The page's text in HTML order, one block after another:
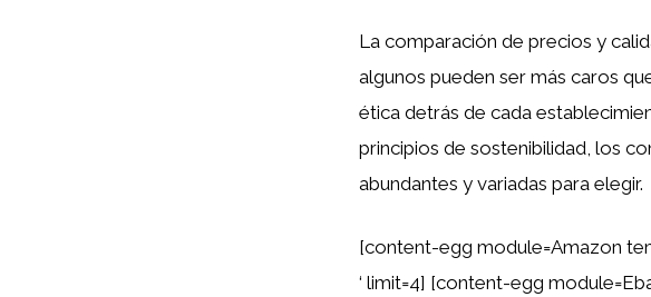
La comparación de precios y
algunos pueden ser más caros
ética detrás de cada
principios de sostenibilidad, los
abundantes y variadas para elegir.
[content-egg module=Amazon
‘ limit=4] [content-egg